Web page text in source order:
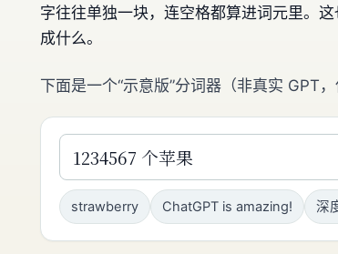
字往往单独一块，连空格都算进词元里。
成什么。
下面是一个“示意版”分词器（非真实 GPT
strawberry ChatGPT is amazing! 深